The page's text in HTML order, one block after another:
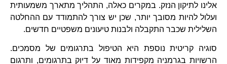
אלינו לתיקון הנזק. במקרים כאלה, התהליך מתארך משמעותית
ועלול להיות מסובך יותר, שכן יש צורך להתמודד עם ההחלטה
השלילית שכבר התקבלה ולבנות טיעונים משפטיים חדשים.
סוגיה קריטית נוספת היא הטיפול בתרגומים של מסמכים.
הרשויות בגרמניה מקפידות מאוד על דיוק בתרגומים, ותרגום